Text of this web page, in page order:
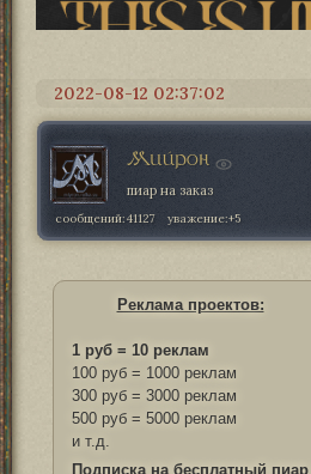
2022-08-12 02:37:02
Мийрон
пиар на заказ
сообщений:41127 уважение:+5
Реклама проектов:
1 руб = 10 реклам
100 руб = 1000 реклам
300 руб = 3000 реклам
500 руб = 5000 реклам
и т.д.
Подписка на бесплатный пиар